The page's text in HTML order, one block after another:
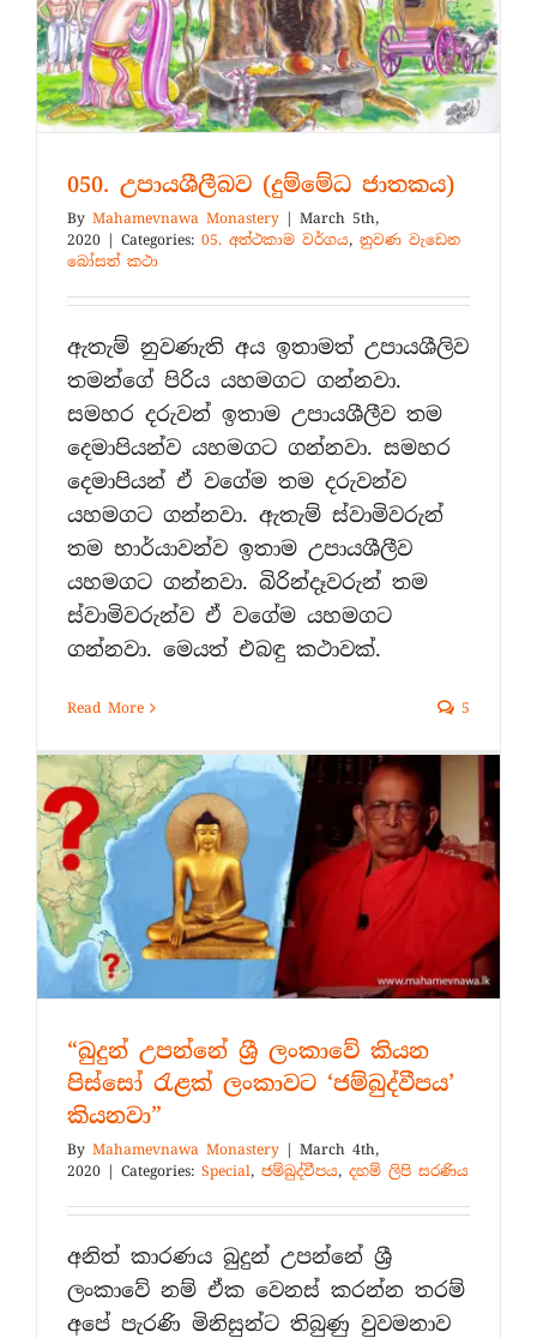
050. උපායශීලීබව (දුම්මේධ ජාතකය)
By Mahamevnawa Monastery | March 5th,
2020 | Categories: 05. අත්ථකාම වර්ගය, නුවණ වැඩෙන
බෝසත් කථා
ඇතැම් නුවණැති අය ඉතාමත් උපායශීලිව
තමන්ගේ පිරිය යහමගට ගන්නවා.
සමහර දරුවන් ඉතාම උපායශීලීව තම
දෙමාපියන්ව යහමගට ගන්නවා. සමහර
දෙමාපියන් ඒ වගේම තම දරුවන්ව
යහමගට ගන්නවා. ඇතැම් ස්වාමිවරුන්
තම භාර්යාවන්ව ඉතාම උපායශීලීව
යහමගට ගන්නවා. බිරින්දෑවරුන් තම
ස්වාමිවරුන්ව ඒ වගේම යහමගට
ගන්නවා. මෙයත් එබඳු කථාවක්.
Read More 5
“බුදුන් උපන්නේ ශ්‍රී ලංකාවේ කියන
පිස්සෝ රැළක් ලංකාවට ‘ජම්බුද්වීපය’
කියනවා”
By Mahamevnawa Monastery | March 4th,
2020 | Categories: Special, ජම්බුද්වීපය, දහම් ලිපි සරණිය
අනිත් කාරණය බුදුන් උපන්නේ ශ්‍රී
ලංකාවේ නම් ඒක වෙනස් කරන්න තරම්
අපේ පැරණි මිනිසුන්ට තිබුණු වුවමනාව